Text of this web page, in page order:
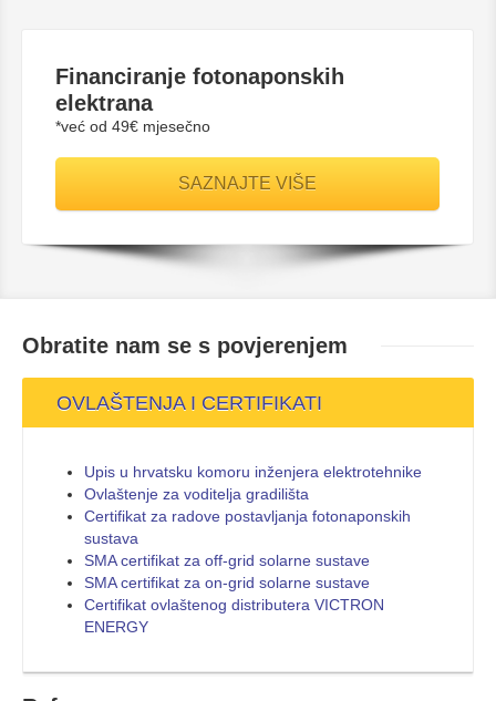
Financiranje fotonaponskih
elektrana
*već od 49€ mjesečno
SAZNAJTE VIŠE
Obratite nam se s povjerenjem
OVLAŠTENJA I CERTIFIKATI
Upis u hrvatsku komoru inženjera elektrotehnike
Ovlaštenje za voditelja gradilišta
Certifikat za radove postavljanja fotonaponskih
sustava
SMA certifikat za off-grid solarne sustave
SMA certifikat za on-grid solarne sustave
Certifikat ovlaštenog distributera VICTRON
ENERGY